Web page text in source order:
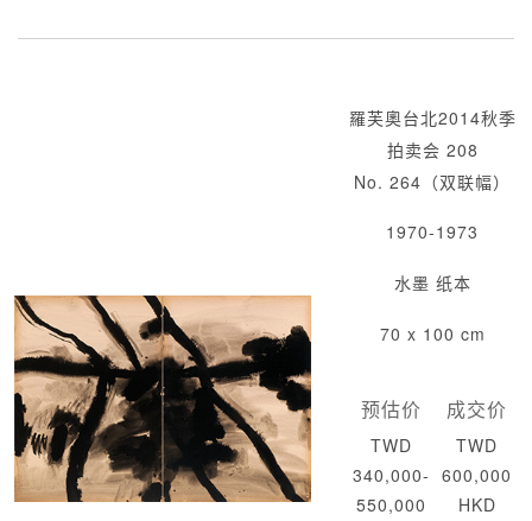
羅芙奧台北2014秋季
拍卖会 208
No. 264（双联幅）
1970-1973
水墨 纸本
70 x 100 cm
预估价
TWD
340,000-
550,000
成交价
TWD
600,000
HKD